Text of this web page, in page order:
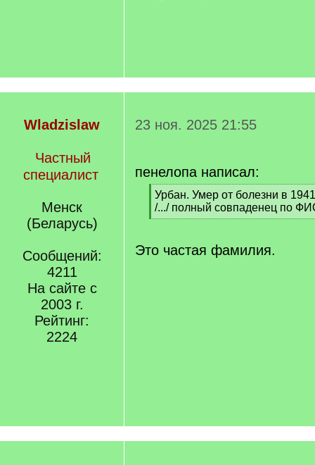
Wladzislaw
Частный
специалист
Менск
(Беларусь)
Сообщений:
4211
На сайте с
2003 г.
Рейтинг:
2224
23 ноя. 2025 21:55
пенелопа написал:
[
q
]
Урбан. Умер от болезни в
/.../ полный совпаденец по
[
q
]
Это частая фамилия.